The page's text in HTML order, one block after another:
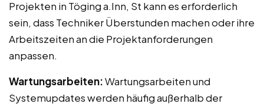
Projekten in Töging a.Inn, St kann es erforderlich
sein, dass Techniker Überstunden machen oder ihre
Arbeitszeiten an die Projektanforderungen
anpassen.
Wartungsarbeiten:Wartungsarbeiten und
Systemupdates werden häufig außerhalb der